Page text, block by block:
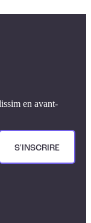
en avant-
S'INSCRIRE